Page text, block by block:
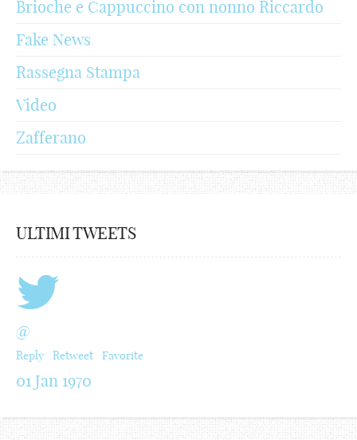
Brioche e Cappuccino con nonno Riccardo
Fake News
Rassegna Stampa
Video
Zafferano
ULTIMI TWEETS
@
Reply Retweet Favorite
01 Jan 1970